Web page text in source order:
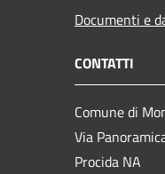
Documenti e
CONTATTI
Comune di
Via
Procida NA